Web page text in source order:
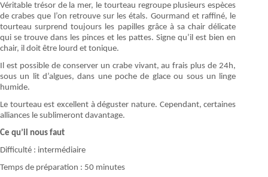
Véritable trésor de la mer, le tourteau regroupe plusieurs espèces
de crabes que l’on retrouve sur les étals. Gourmand et raffiné, le
tourteau surprend toujours les papilles grâce à sa chair délicate
qui se trouve dans les pinces et les pattes. Signe qu’il est bien en
chair, il doit être lourd et tonique.
Il est possible de conserver un crabe vivant, au frais plus de 24h,
sous un lit d’algues, dans une poche de glace ou sous un linge
humide.
Le tourteau est excellent à déguster nature. Cependant, certaines
alliances le sublimeront davantage.
Ce qu’il nous faut
Difficulté : intermédiaire
Temps de préparation : 50 minutes